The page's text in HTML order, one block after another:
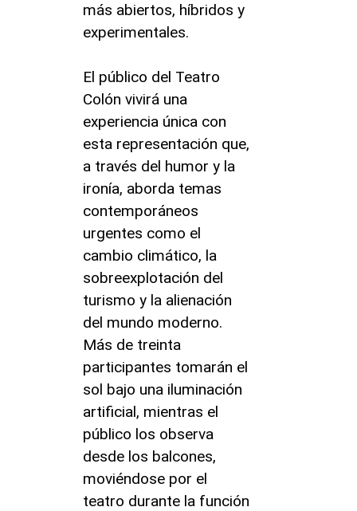
más abiertos, híbridos y
experimentales.
El público del Teatro
Colón vivirá una
experiencia única con
esta representación que,
a través del humor y la
ironía, aborda temas
contemporáneos
urgentes como el
cambio climático, la
sobreexplotación del
turismo y la alienación
del mundo moderno.
Más de treinta
participantes tomarán el
sol bajo una iluminación
artificial, mientras el
público los observa
desde los balcones,
moviéndose por el
teatro durante la función